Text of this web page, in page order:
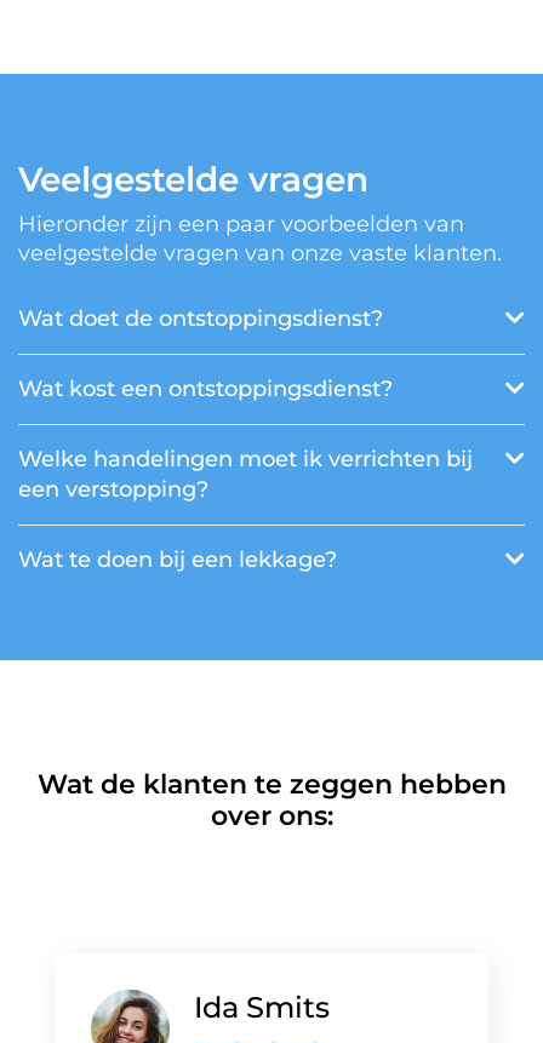
Veelgestelde vragen
Hieronder zijn een paar voorbeelden van
veelgestelde vragen van onze vaste klanten.
Wat doet de ontstoppingsdienst?
Wat kost een ontstoppingsdienst?
Welke handelingen moet ik verrichten bij
een verstopping?
Wat te doen bij een lekkage?
Wat de klanten te zeggen hebben
over ons:
Ida Smits